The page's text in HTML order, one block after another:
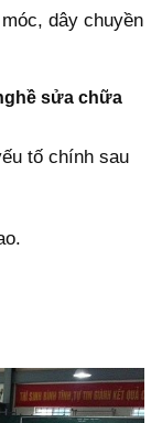
dây chuyền
sửa chữa
tố chính sau